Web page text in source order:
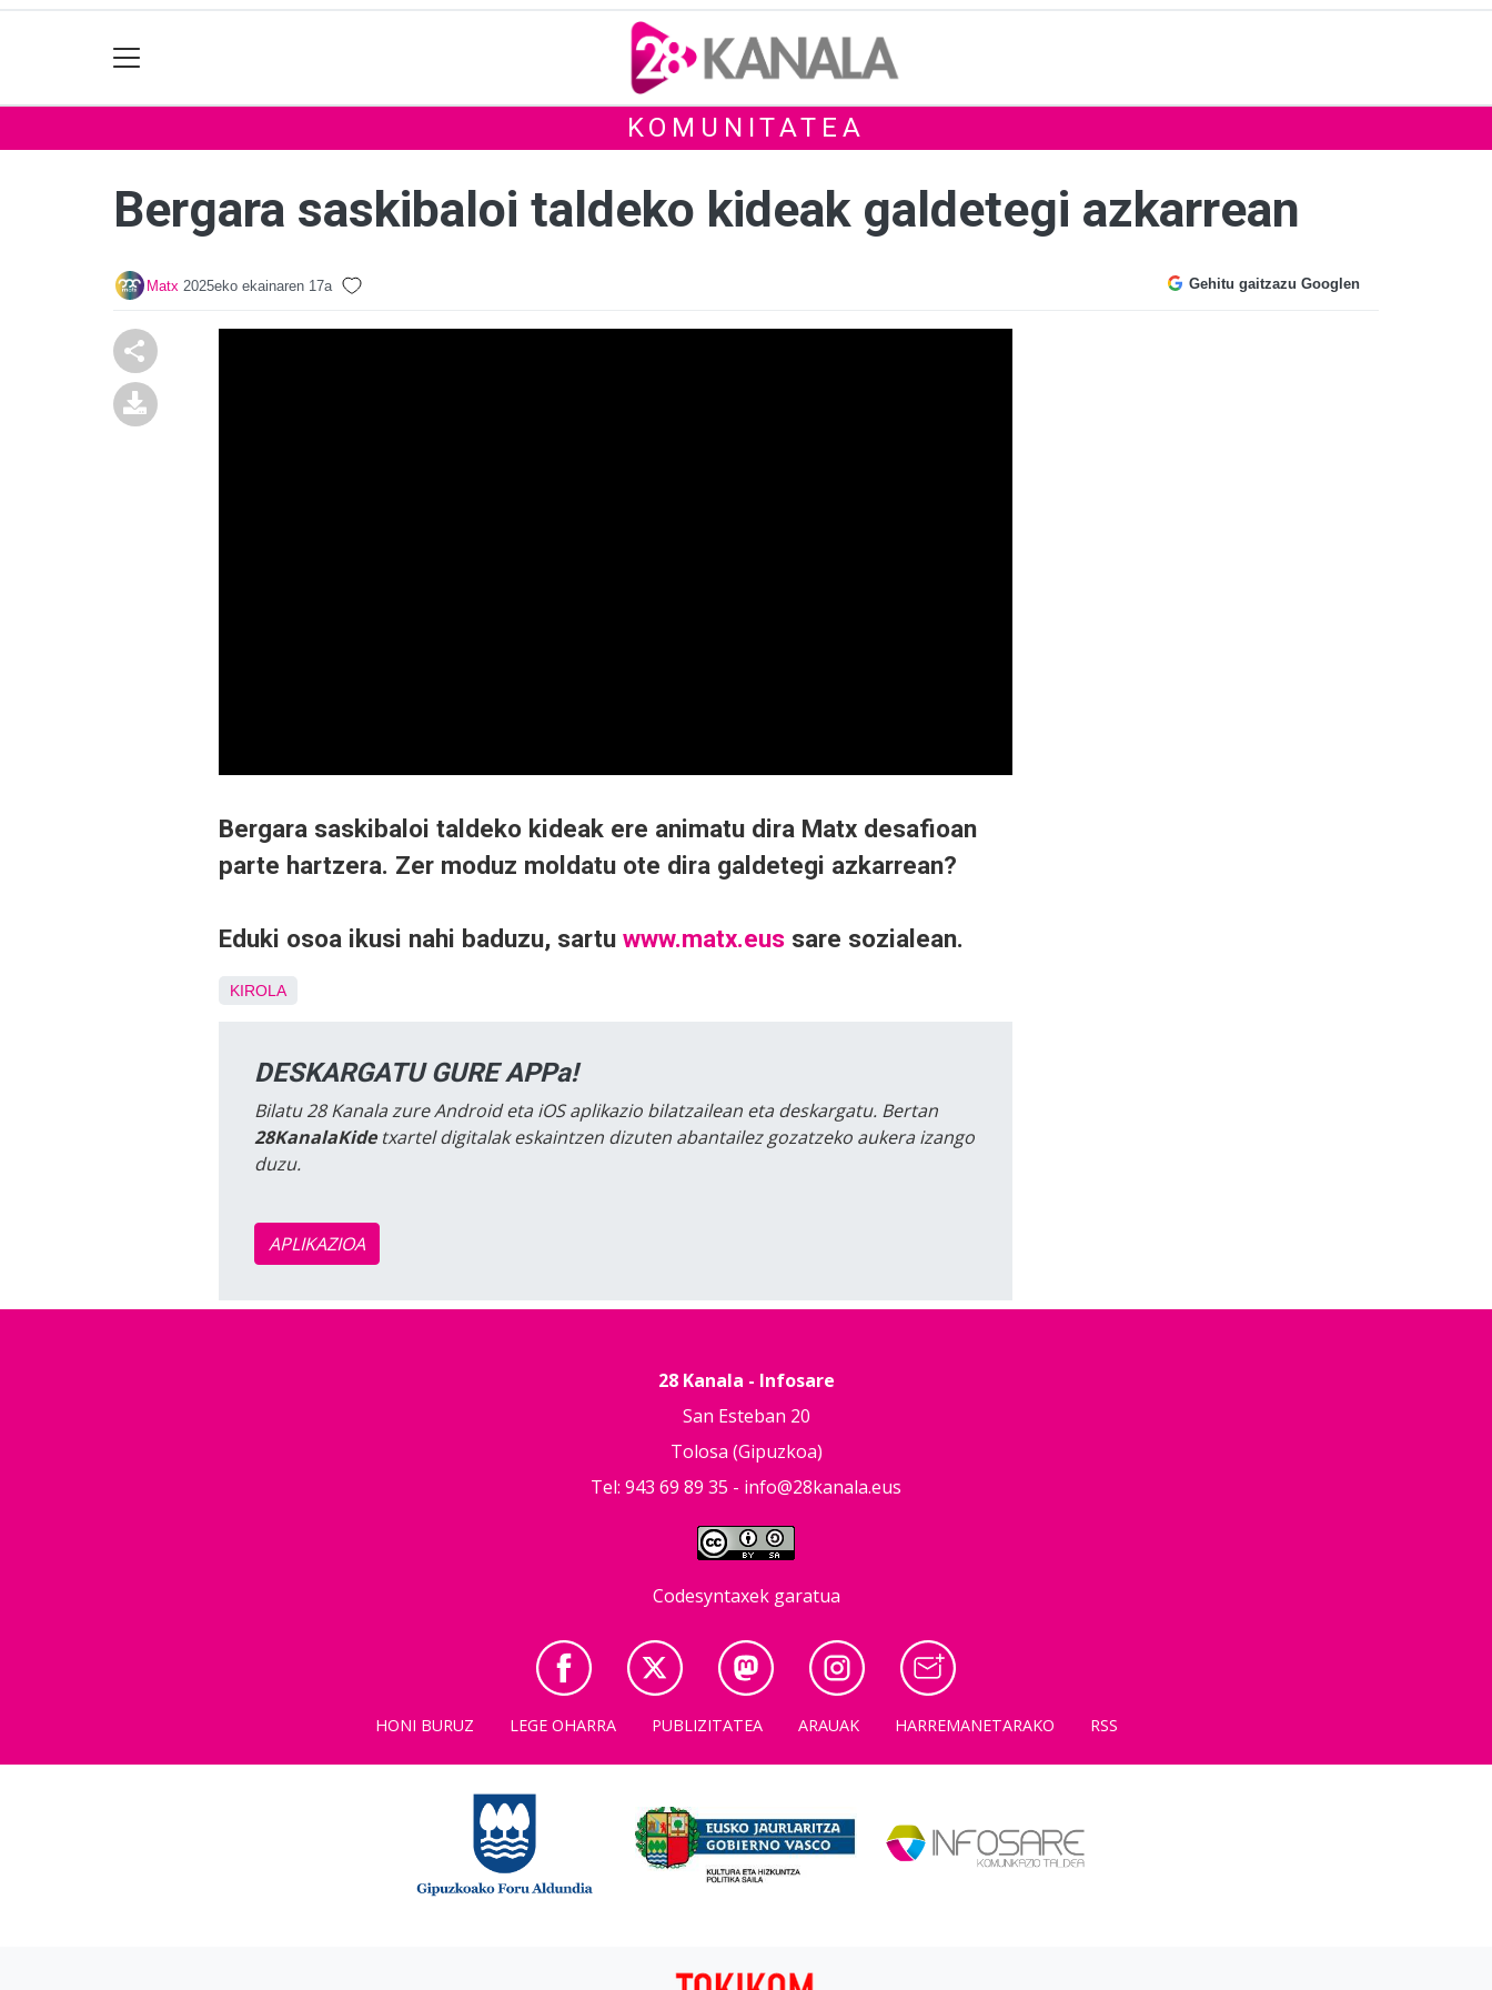
KOMUNITATEA
Bergara saskibaloi taldeko kideak galdetegi azkarrean
Matx 2025eko ekainaren 17a Gehitu gaitzazu Googlen
Bergara saskibaloi taldeko kideak ere animatu dira Matx desafioan
parte hartzera. Zer moduz moldatu ote dira galdetegi azkarrean?
Eduki osoa ikusi nahi baduzu, sartu www.matx.eus sare sozialean.
KIROLA
DESKARGATU GURE APPa!
Bilatu 28 Kanala zure Android eta iOS aplikazio bilatzailean eta deskargatu. Bertan
28KanalaKidetxartel digitalak eskaintzen dizuten abantailez gozatzeko aukera izango
duzu.
APLIKAZIOA
28 Kanala - Infosare
San Esteban 20
Tolosa (Gipuzkoa)
Tel: 943 69 89 35 - info@28kanala.eus
Codesyntaxek garatua
HONI BURUZ LEGE OHARRA PUBLIZITATEA ARAUAK HARREMANETARAKO RSS